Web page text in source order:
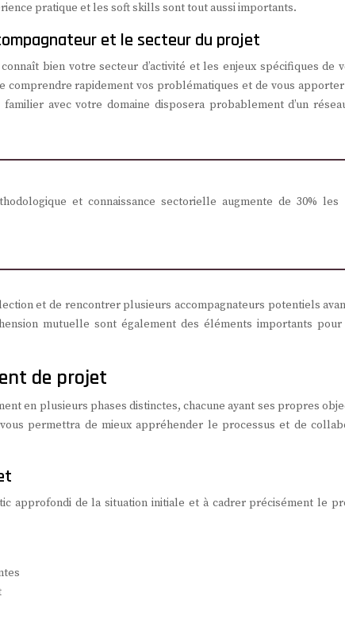
pratique et les soft skills sont tout aussi importants.
et le secteur du projet
bien votre secteur d’activité et les enjeux spécifiques de
rapidement vos problématiques et de vous
avec votre domaine disposera probablement d’un
et connaissance sectorielle augmente de 30% les
et de rencontrer plusieurs accompagnateurs potentiels
mutuelle sont également des éléments importants pour
de projet
en plusieurs phases distinctes, chacune ayant ses propres
permettra de mieux appréhender le processus et de
approfondi de la situation initiale et à cadrer précisément le